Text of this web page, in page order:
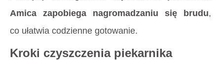
Amica zapobiega nagromadzaniu się brudu,
co ułatwia codzienne gotowanie.
Kroki czyszczenia piekarnika